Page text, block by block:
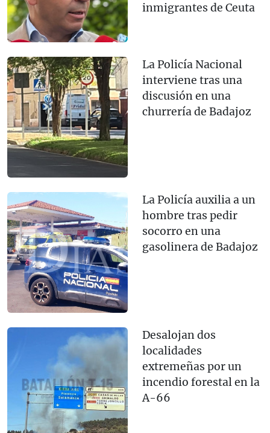
inmigrantes de Ceuta
La Policía Nacional
interviene tras una
discusión en una
churrería de Badajoz
La Policía auxilia a un
hombre tras pedir
socorro en una
gasolinera de Badajoz
Desalojan dos
localidades
extremeñas por un
incendio forestal en la
A-66